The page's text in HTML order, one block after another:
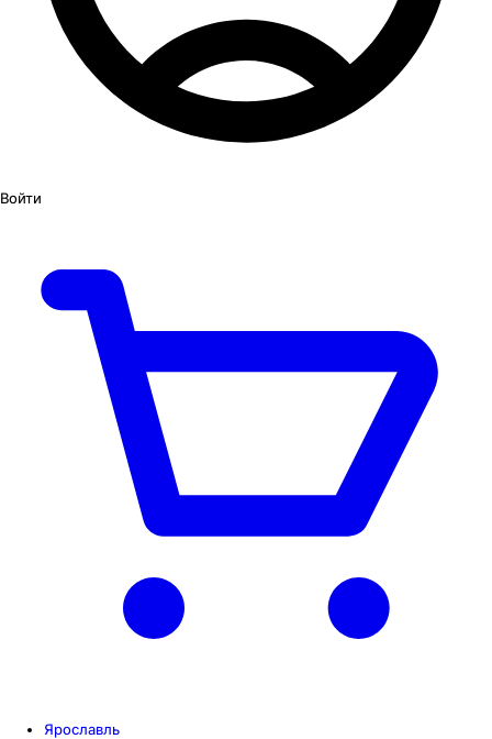
Войти
Ярославль